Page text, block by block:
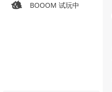
BOOOM 试玩中